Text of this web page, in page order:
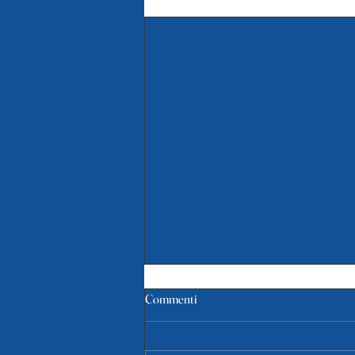
F G2: Pink Basket Terni 46-58
Olimpia Pesaro
Commenti